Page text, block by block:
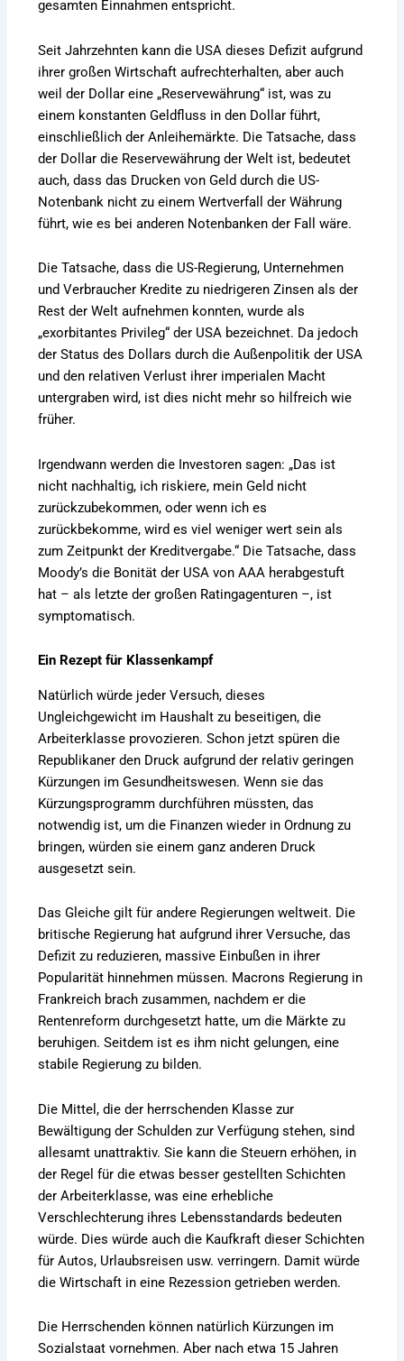
gesamten Einnahmen entspricht.
Seit Jahrzehnten kann die USA dieses Defizit aufgrund
ihrer großen Wirtschaft aufrechterhalten, aber auch
weil der Dollar eine „Reservewährung“ ist, was zu
einem konstanten Geldfluss in den Dollar führt,
einschließlich der Anleihemärkte. Die Tatsache, dass
der Dollar die Reservewährung der Welt ist, bedeutet
auch, dass das Drucken von Geld durch die US-
Notenbank nicht zu einem Wertverfall der Währung
führt, wie es bei anderen Notenbanken der Fall wäre.
Die Tatsache, dass die US-Regierung, Unternehmen
und Verbraucher Kredite zu niedrigeren Zinsen als der
Rest der Welt aufnehmen konnten, wurde als
„exorbitantes Privileg“ der USA bezeichnet. Da jedoch
der Status des Dollars durch die Außenpolitik der USA
und den relativen Verlust ihrer imperialen Macht
untergraben wird, ist dies nicht mehr so hilfreich wie
früher.
Irgendwann werden die Investoren sagen: „Das ist
nicht nachhaltig, ich riskiere, mein Geld nicht
zurückzubekommen, oder wenn ich es
zurückbekomme, wird es viel weniger wert sein als
zum Zeitpunkt der Kreditvergabe.“ Die Tatsache, dass
Moody’s die Bonität der USA von AAA herabgestuft
hat – als letzte der großen Ratingagenturen –, ist
symptomatisch.
Ein Rezept für Klassenkampf
Natürlich würde jeder Versuch, dieses
Ungleichgewicht im Haushalt zu beseitigen, die
Arbeiterklasse provozieren. Schon jetzt spüren die
Republikaner den Druck aufgrund der relativ geringen
Kürzungen im Gesundheitswesen. Wenn sie das
Kürzungsprogramm durchführen müssten, das
notwendig ist, um die Finanzen wieder in Ordnung zu
bringen, würden sie einem ganz anderen Druck
ausgesetzt sein.
Das Gleiche gilt für andere Regierungen weltweit. Die
britische Regierung hat aufgrund ihrer Versuche, das
Defizit zu reduzieren, massive Einbußen in ihrer
Popularität hinnehmen müssen. Macrons Regierung in
Frankreich brach zusammen, nachdem er die
Rentenreform durchgesetzt hatte, um die Märkte zu
beruhigen. Seitdem ist es ihm nicht gelungen, eine
stabile Regierung zu bilden.
Die Mittel, die der herrschenden Klasse zur
Bewältigung der Schulden zur Verfügung stehen, sind
allesamt unattraktiv. Sie kann die Steuern erhöhen, in
der Regel für die etwas besser gestellten Schichten
der Arbeiterklasse, was eine erhebliche
Verschlechterung ihres Lebensstandards bedeuten
würde. Dies würde auch die Kaufkraft dieser Schichten
für Autos, Urlaubsreisen usw. verringern. Damit würde
die Wirtschaft in eine Rezession getrieben werden.
Die Herrschenden können natürlich Kürzungen im
Sozialstaat vornehmen. Aber nach etwa 15 Jahren